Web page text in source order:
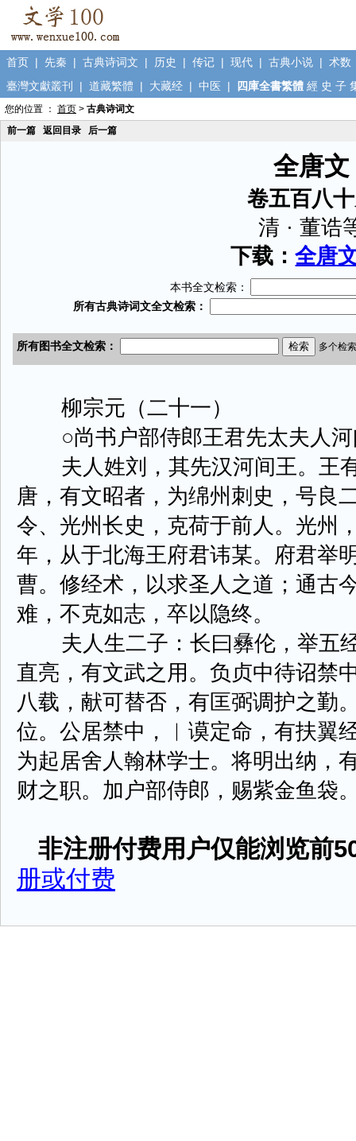
首页 | 先秦 | 古典诗词文 | 历史 | 传记 | 现代 | 古典小说 | 术数
臺灣文獻叢刊
| 道藏繁體 | 大藏经 | 中医 | 四庫全書繁體 經 史 子
您的位置 ： 首页 > 古典诗词文
前一篇
返回目录 后一篇
全唐文
卷五百八
清 · 董诰
下载：全唐
本书全文检索：
柳宗元（二十一）
○尚书户部侍郎王君先太夫人河
夫人姓刘，其先汉河间王。王
唐，有文昭者，为绵州刺史，号良
令、光州长史，克荷于前人。光州
年，从于北海王府君讳某。府君举
曹。修经术，以求圣人之道；通古
难，不克如志，卒以隐终。
夫人生二子：长曰彝伦，举五
直亮，有文武之用。负贞中待诏禁
八载，献可替否，有匡弼调护之勤
位。公居禁中，︳谟定命，有扶翼
为起居舍人翰林学士。将明出纳，
财之职。加户部侍郎，赐紫金鱼袋
非注册付费用户仅能浏览前
册或付费